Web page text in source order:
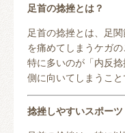
足首の捻挫とは？
足首の捻挫とは、足
を痛めてしまうケガの
特に多いのが「内反
側に向いてしまうこと
捻挫しやすいスポーツ